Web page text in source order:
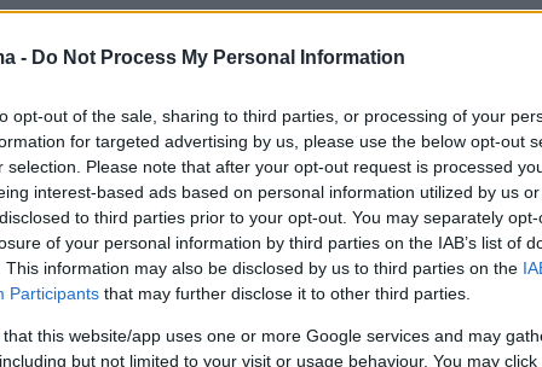
- Do Not Process My Personal Information
opt-out of the sale, sharing to third parties, or processing of your
for targeted advertising by us, please use the below opt-out
selection. Please note that after your opt-out request is processed
interest-based ads based on personal information utilized by us
to third parties prior to your opt-out. You may separately
of your personal information by third parties on the IAB’s list of
This information may also be disclosed by us to third parties on the
Participants that may further disclose it to other third parties.
that this website/app uses one or more Google services and may
but not limited to your visit or usage behaviour. You may
- H απολογία του Βούλγαρου που «καίει»
Germanwings, Malaysia Airlines: Όταν
τους και «σημάδεψαν» την ιστορία
η παράνομη σχέση που αποκάλυψε η kiss
Το τρίτο πρόσωπο στο viral βίντεο και τα